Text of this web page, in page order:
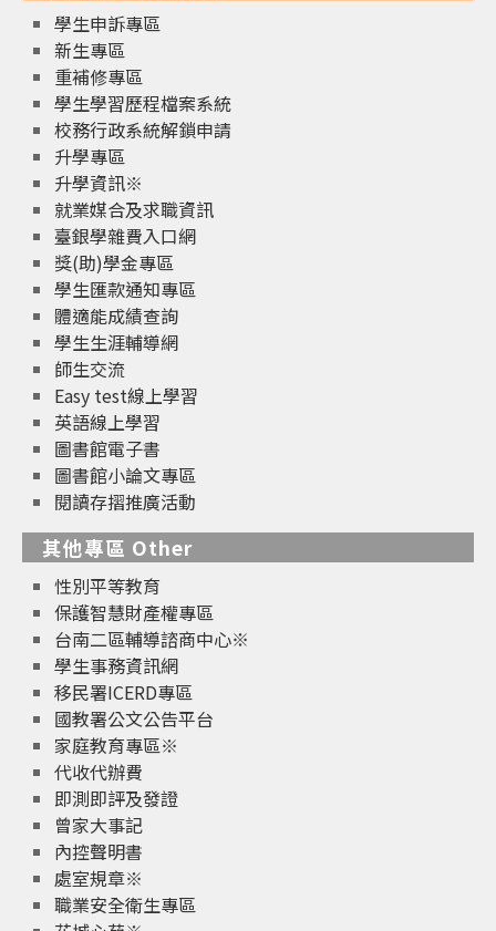
學生申訴專區
新生專區
重補修專區
學生學習歷程檔案系統
校務行政系統解鎖申請
升學專區
升學資訊※
就業媒合及求職資訊
臺銀學雜費入口網
獎(助)學金專區
學生匯款通知專區
體適能成績查詢
學生生涯輔導網
師生交流
Easy test線上學習
英語線上學習
圖書館電子書
圖書館小論文專區
閱讀存摺推廣活動
其他專區 Other
性別平等教育
保護智慧財產權專區
台南二區輔導諮商中心※
學生事務資訊網
移民署ICERD專區
國教署公文公告平台
家庭教育專區※
代收代辦費
即測即評及發證
曾家大事記
內控聲明書
處室規章※
職業安全衛生專區